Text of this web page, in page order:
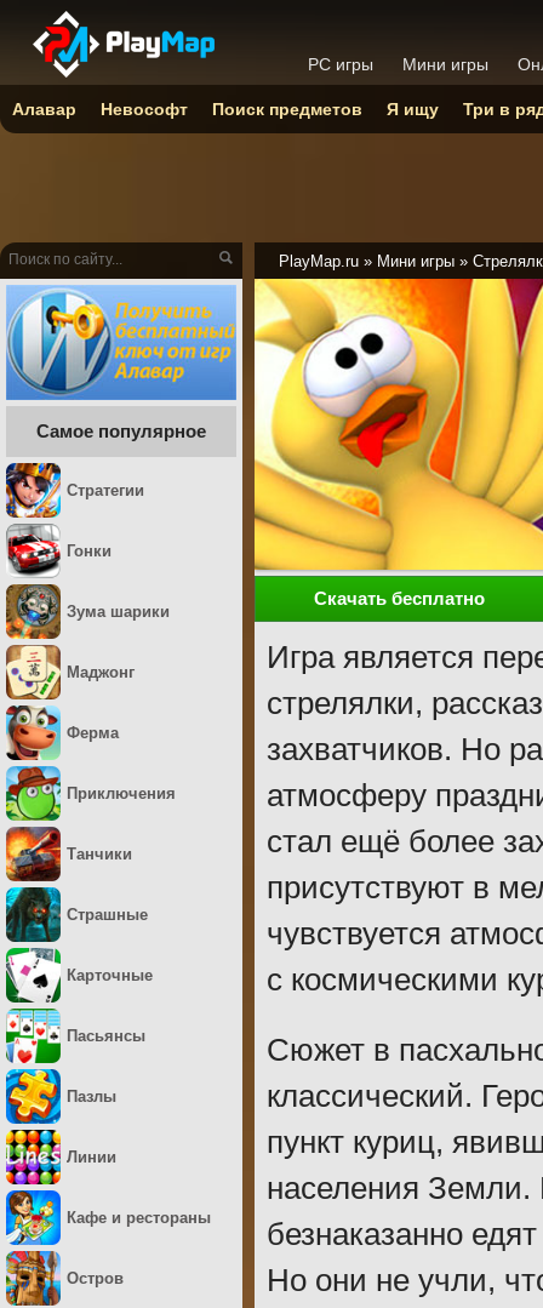
PlayMap.ru » Мини игры »
Скачать бесплатно
Игра является
стрелялки,
захватчиков. Но
атмосферу
стал ещё более
присутствуют в
чувствуется
с космическими
Сюжет в
классический.
пункт куриц,
населения Земли.
безнаказанно
Но они не учли,
Самое популярное
Стратегии
Гонки
Зума шарики
Маджонг
Ферма
Приключения
Танчики
Страшные
Карточные
Пасьянсы
Пазлы
Линии
Кафе и рестораны
Остров
PC игры Мини игры
Алавар Невософт Поиск предметов Я ищу Три в